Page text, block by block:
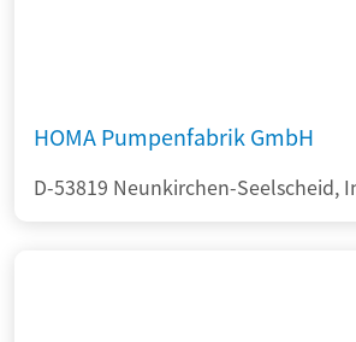
HOMA Pumpenfabrik GmbH
D-53819 Neunkirchen-Seelscheid,